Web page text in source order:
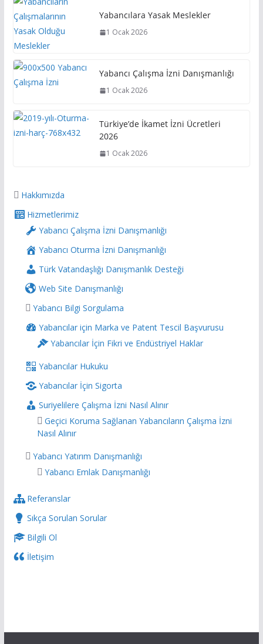
Yabancılara Yasak Meslekler
1 Ocak 2026
Yabancı Çalışma İzni Danışmanlığı
1 Ocak 2026
Türkiye’de İkamet İzni Ücretleri
2026
1 Ocak 2026
Hakkımızda
Hizmetlerimiz
Yabancı Çalışma İzni Danışmanlığı
Yabancı Oturma İzni Danışmanlığı
Türk Vatandaşlığı Danışmanlık Desteği
Web Site Danışmanlığı
Yabancı Bilgi Sorgulama
Yabancılar için Marka ve Patent Tescil Başvurusu
Yabancılar İçin Fikri ve Endüstriyel Haklar
Yabancılar Hukuku
Yabancılar İçin Sigorta
Suriyelilere Çalışma İzni Nasıl Alınır
Geçici Koruma Sağlanan Yabancıların Çalışma İzni
Nasıl Alınır
Yabancı Yatırım Danışmanlığı
Yabancı Emlak Danışmanlığı
Referanslar
Sıkça Sorulan Sorular
Bilgili Ol
İletişim